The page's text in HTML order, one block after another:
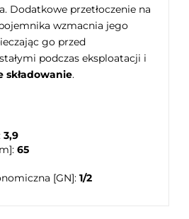
Dodatkowe przetłoczenie na
wzmacnia jego
go przed
podczas eksploatacji i
składowanie.
3,9
65
[GN]: 1/2